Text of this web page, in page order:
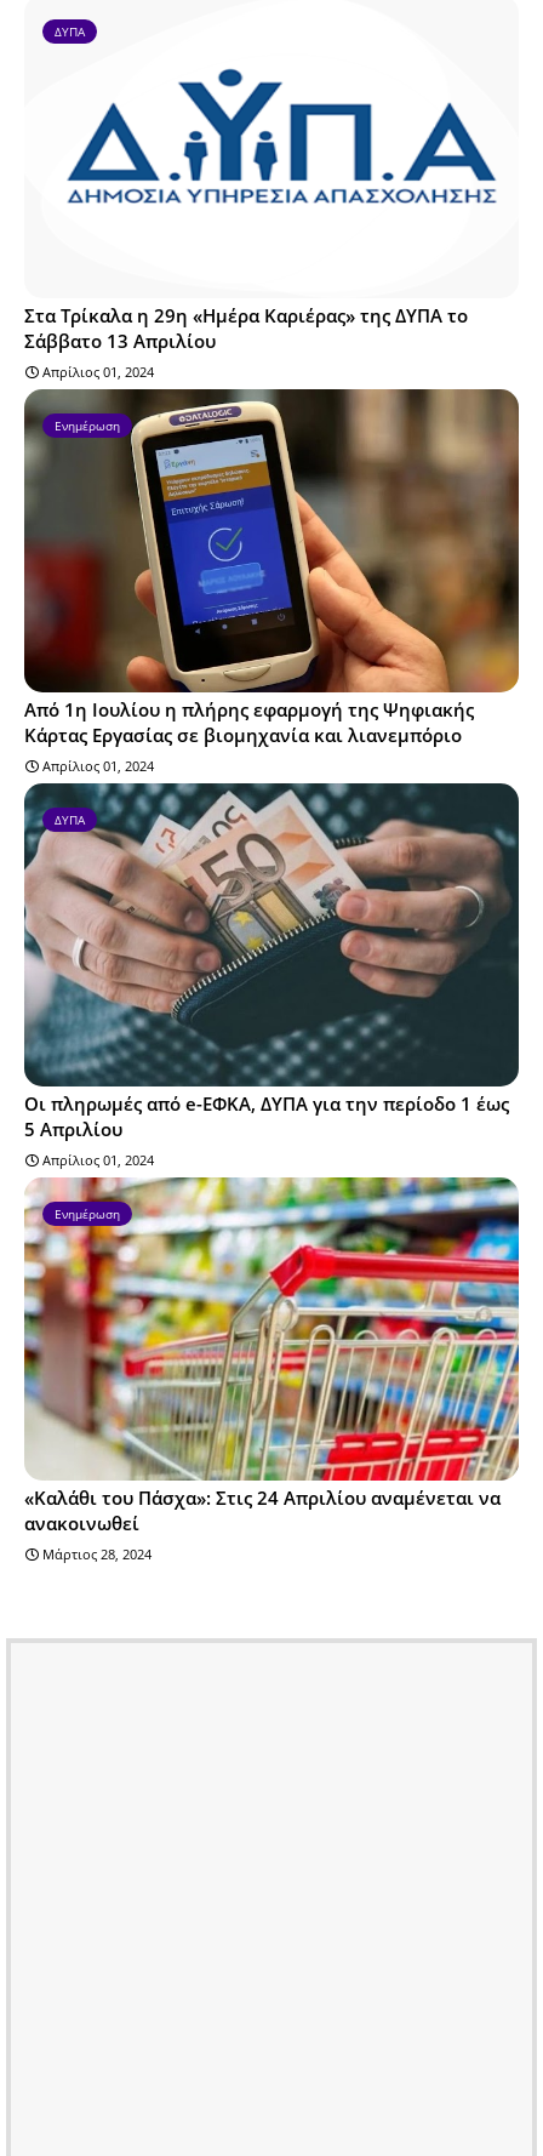
ΔΥΠΑ
Στα Τρίκαλα η 29η «Ημέρα Καριέρας» της ΔΥΠΑ το
Σάββατο 13 Απριλίου
Απρίλιος 01, 2024
Ενημέρωση
Από 1η Ιουλίου η πλήρης εφαρμογή της Ψηφιακής
Κάρτας Εργασίας σε βιομηχανία και λιανεμπόριο
Απρίλιος 01, 2024
ΔΥΠΑ
Οι πληρωμές από e-ΕΦΚΑ, ΔΥΠΑ για την περίοδο 1 έως
5 Απριλίου
Απρίλιος 01, 2024
Ενημέρωση
«Καλάθι του Πάσχα»: Στις 24 Απριλίου αναμένεται να
ανακοινωθεί
Μάρτιος 28, 2024